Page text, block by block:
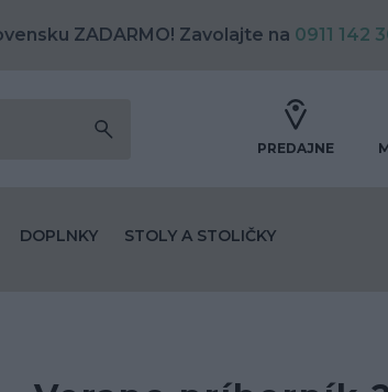
ZADARMO! Zavolajte na 0911 142
PREDAJNE
DOPLNKY STOLY A STOLIČKY